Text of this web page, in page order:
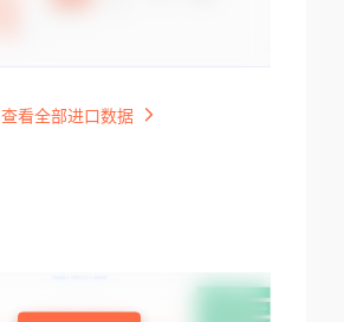
查看全部进口数据